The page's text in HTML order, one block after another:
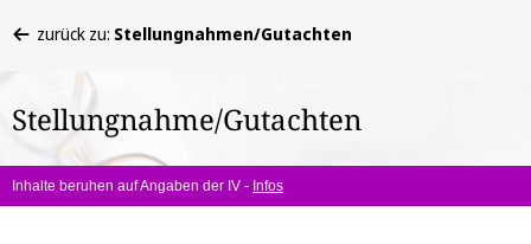
befinden
hier:
zurück zu: Stellungnahmen/Gutachten
Stellungnahme/Gutachten
Inhalte beruhen auf Angaben der IV - Infos